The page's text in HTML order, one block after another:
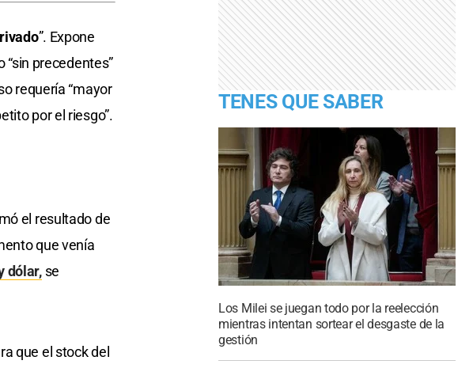
”. Expone
precedentes”
requería “mayor
por el riesgo”.
el resultado de
que venía
dólar,se
que el stock del
TENES QUE SABER
Los Milei se juegan todo por la reelección
mientras intentan sortear el desgaste de la
gestión